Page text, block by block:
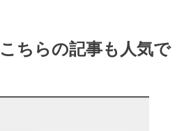
こちらの記事も人気で